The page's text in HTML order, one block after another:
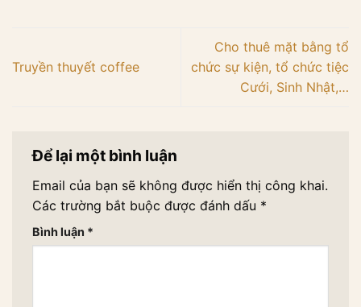
Truyền thuyết coffee
Cho thuê mặt bằng tổ
chức sự kiện, tổ chức tiệc
Cưới, Sinh Nhật,…
Để lại một bình luận
Email của bạn sẽ không được hiển thị công khai.
Các trường bắt buộc được đánh dấu *
Bình luận *